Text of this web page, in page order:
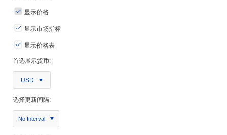
显示价格
显示市场指标
显示价格表
首选展示货币:
USD
选择更新间隔:
No Interval